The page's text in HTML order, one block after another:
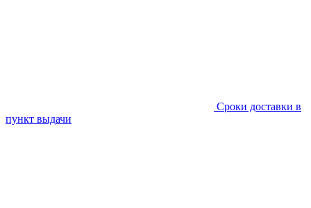
Сроки доставки в
пункт выдачи